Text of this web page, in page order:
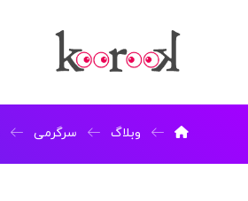
وبلاگ سرگرمی